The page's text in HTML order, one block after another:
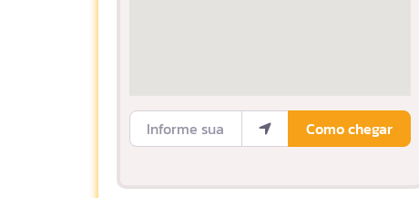
Informe sua Localização
Como chegar